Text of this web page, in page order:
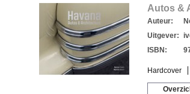
Autos &
Auteur:
Uitgever:
ISBN:
Hardcover